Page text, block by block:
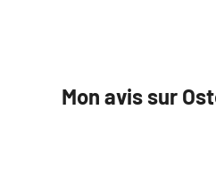
Mon avis sur